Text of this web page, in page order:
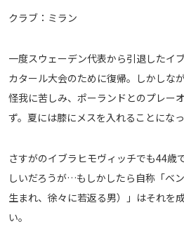
クラブ：ミラン
一度スウェーデン代表から引退したイ
カタール大会のために復帰。しかしな
怪我に苦しみ、ポーランドとのプレー
ず。夏には膝にメスを入れることになっ
さすがのイブラヒモヴィッチでも44歳
しいだろうが…もしかしたら自称「ベ
生まれ、徐々に若返る男）」はそれを
い。